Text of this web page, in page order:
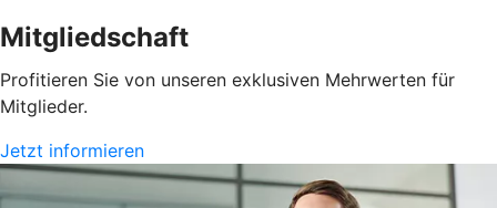
Mitgliedschaft
Profitieren Sie von unseren exklusiven Mehrwerten für
Mitglieder.
Jetzt informieren